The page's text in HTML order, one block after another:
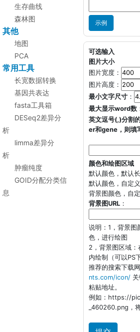
生存曲线
森林图
其他
地图
PCA
常用工具
长宽数据转换
基因共表达
fasta工具箱
DESeq2差异分
析
limma差异分
析
肿瘤纯度
GOID分配分类信
息
示例
可选输入
图片大小
图片宽度：
图片高度：
最小文字尺寸 ：
最大显示word数
英文逗号(,)分割
er和gene，则填
颜色和绘图区域
默认颜色，默认
默认颜色，自定
背景图颜色，自
背景图URL ：
说明：1，背景图
色，进行绘图
2，背景图区域
内绘制（可以PS下
推荐的搜索下载网
nts.com/icon/
粘贴地址。
例如：https://
_460260.png，